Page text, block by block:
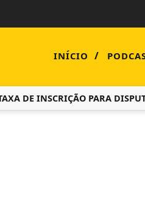
INÍCIO /
INSCRIÇÃO PARA DISPUTA